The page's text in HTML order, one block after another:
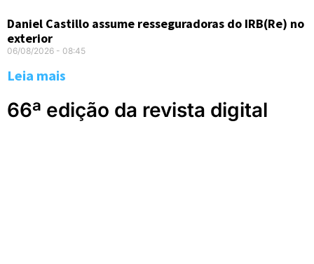
Daniel Castillo assume resseguradoras do IRB(Re) no
exterior
06/08/2026 08:45
Leia mais
66ª edição da revista digital